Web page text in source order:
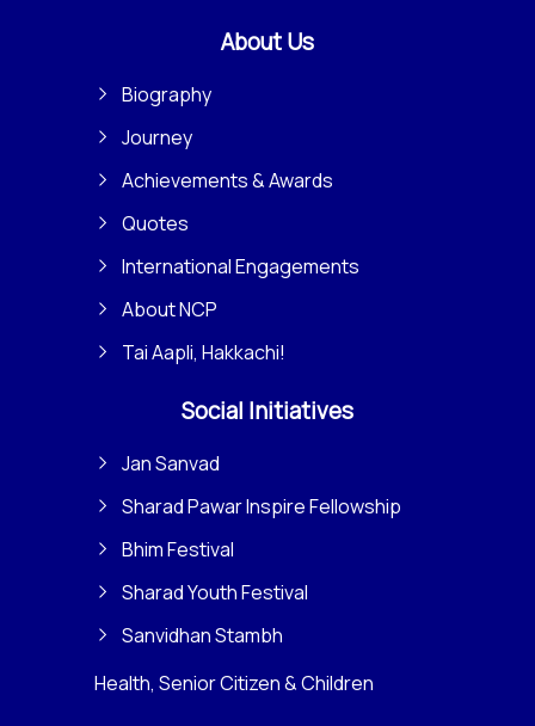
About Us
Biography
Journey
Achievements & Awards
Quotes
International Engagements
About NCP
Tai Aapli, Hakkachi!
Social Initiatives
Jan Sanvad
Sharad Pawar Inspire Fellowship
Bhim Festival
Sharad Youth Festival
Sanvidhan Stambh
Health, Senior Citizen & Children